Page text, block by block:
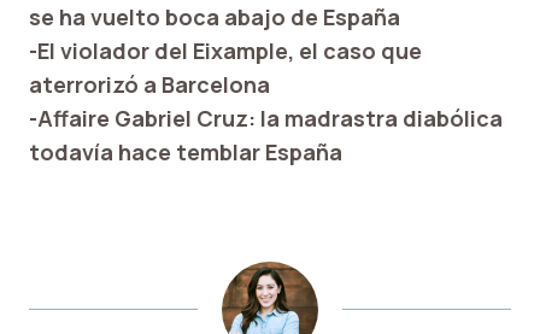
se ha vuelto boca abajo de España
-El violador del Eixample, el caso que
aterrorizó a Barcelona
-Affaire Gabriel Cruz: la madrastra diabólica
todavía hace temblar España